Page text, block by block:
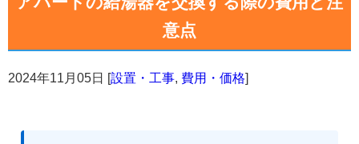
意点
2024年11月05日 設置・工事, 費用・価格